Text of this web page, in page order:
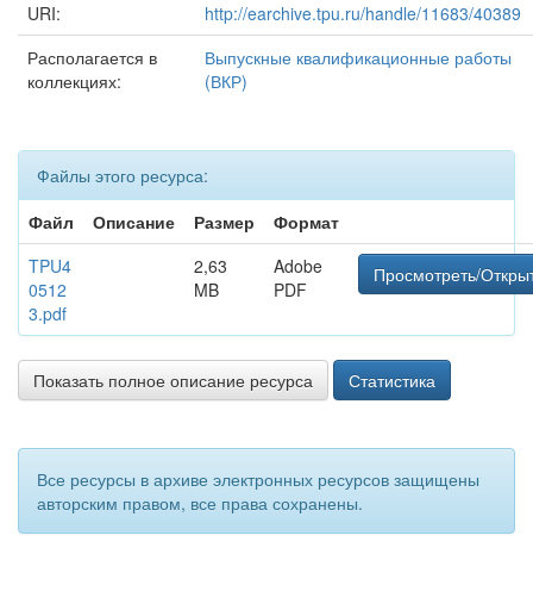
URI:
http://earchive.tpu.ru/handle/11683/40389
Располагается в
коллекциях:
Выпускные квалификационные работы
(ВКР)
Файлы этого ресурса:
Файл
Описание Размер
Формат
TPU4
0512
3.pdf
2,63
MB
Adobe
PDF
Просмотреть/
Показать полное описание ресурса Статистика
Все ресурсы в архиве электронных ресурсов защищены
авторским правом, все права сохранены.